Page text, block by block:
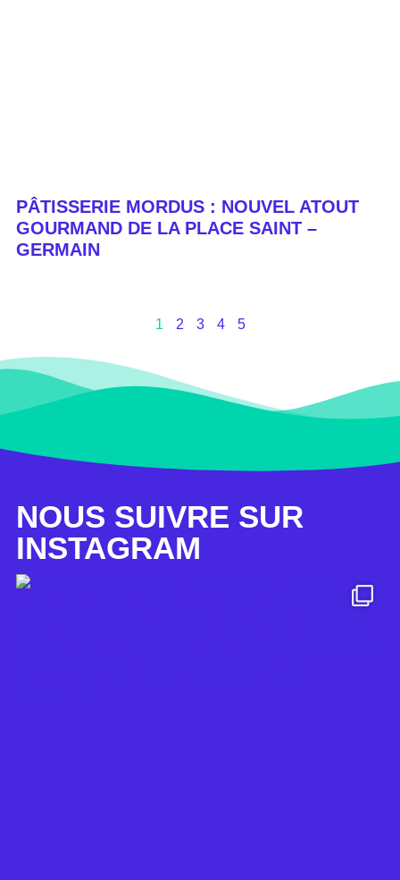
PÂTISSERIE MORDUS : NOUVEL ATOUT
GOURMAND DE LA PLACE SAINT –
GERMAIN
1 2 3 4 5
NOUS SUIVRE SUR
INSTAGRAM